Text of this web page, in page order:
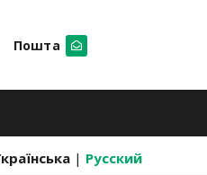
Пошта
| Русский